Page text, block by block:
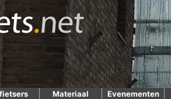
Materiaal Evenementen